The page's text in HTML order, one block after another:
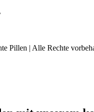
Pillen | Alle Rechte